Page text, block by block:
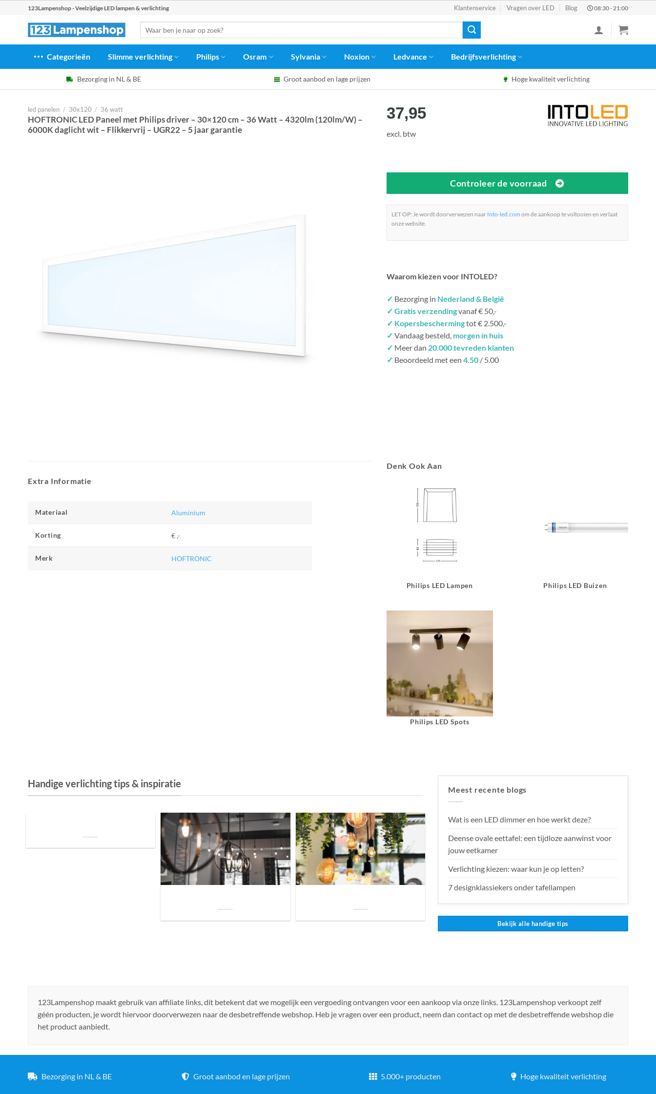
123Lampenshop - Veelzijdige LED lampen & verlichting Klantenservice Vragen over LED Blog 08:30 - 21:00
naar:
Categorieën Slimme verlichting Philips Osram Sylvania Noxion Ledvance Bedrijfsverlichting
Bezorging in NL & BE Groot aanbod en lage prijzen Hoge kwaliteit verlichting
led panelen / 30x120 / 36 watt
HOFTRONIC LED Paneel met Philips driver – 30×120 cm – 36 Watt – 4320lm (120lm/W) –
6000K daglicht wit – Flikkervrij – UGR22 – 5 jaar garantie
37,95
excl. btw
Controleer de voorraad
LET OP: Je wordt doorverwezen naar Into-led.com om de aankoop te voltooien en verlaat
onze website.
Waarom kiezen voor INTOLED?
✓ Bezorging in Nederland & België
✓ Gratis verzendingvanaf € 50,-
✓ Kopersbeschermingtot € 2.500,-
✓ Vandaag besteld, morgen in huis
✓ Meer dan 20.000 tevreden klanten
✓ Beoordeeld met een 4.50 / 5.00
Extra Informatie
Materiaal Aluminium
Korting € ,-
Merk HOFTRONIC
Denk Ook Aan
Philips LED Lampen Philips LED Buizen
Philips LED Spots
Handige verlichting tips & inspiratie
Meest recente blogs
Wat is een LED dimmer en hoe werkt deze?
Deense ovale eettafel: een tijdloze aanwinst voor
jouw eetkamer
Verlichting kiezen: waar kun je op letten?
7 designklassiekers onder tafellampen
Bekijk alle handige tips
123Lampenshop maakt gebruik van affiliate links, dit betekent dat we mogelijk een vergoeding ontvangen voor een aankoop via onze links. 123Lampenshop verkoopt zelf
géén producten, je wordt hiervoor doorverwezen naar de desbetreffende webshop. Heb je vragen over een product, neem dan contact op met de desbetreffende webshop die
het product aanbiedt.
Bezorging in NL & BE Groot aanbod en lage prijzen 5.000+ producten Hoge kwaliteit verlichting